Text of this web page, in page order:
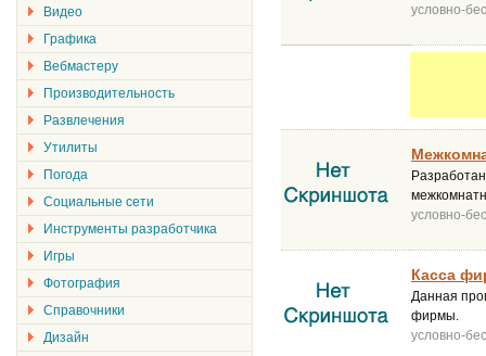
условно-
условно-
Касса
Данная
фирмы.
условно-
Видео
Графика
Вебмастеру
Производительность
Развлечения
Утилиты
Погода
Социальные сети
Инструменты разработчика
Игры
Фотография
Справочники
Дизайн